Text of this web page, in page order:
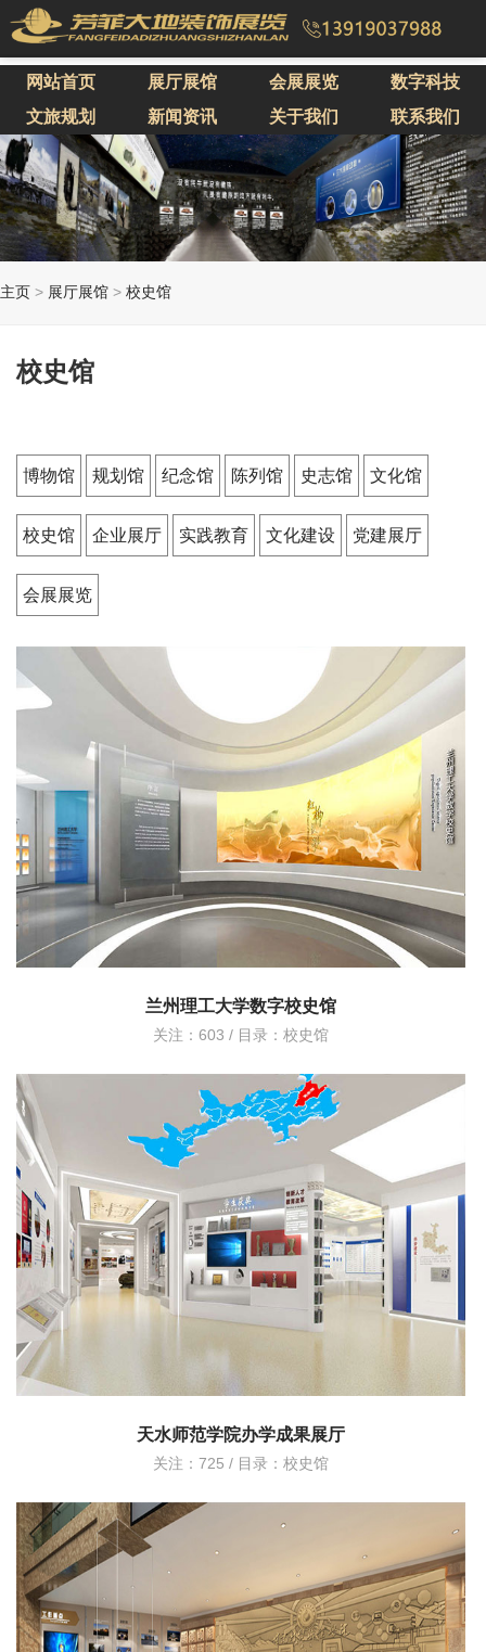
网站首页 展厅展馆 会展展览
数字科技
文旅规划
新闻资讯 关于我们 联系我们
主页 > 展厅展馆 > 校史馆
校史馆
博物馆 规划馆 纪念馆 陈列馆 史志馆 文化馆
校史馆 企业展厅 实践教育 文化建设 党建展厅
会展展览
兰州理工大学数字校史馆
关注：603 / 目录： 校史馆
天水师范学院办学成果展厅
关注：725 / 目录： 校史馆